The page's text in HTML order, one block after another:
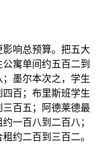
响总预算。把五大
寓单间约五百二到
墨尔本次之，学生
百；布里斯班学生
百五；阿德莱德最
一百八到二百八；
约二百到三百二。